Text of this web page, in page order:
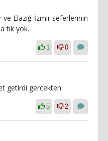
Elazığ-İzmir seferlerinin
tık yok..
1 0
getirdi gercekten.
5 2